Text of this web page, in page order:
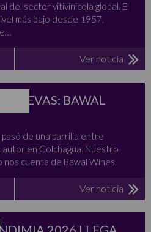
del sector vitivinícola global. El
más bajo desde 1957,
Ver noticia
NUEVAS: BAWAL
de una parrilla entre
autor en Colchagua. Nuestro
cuenta de Bawal Wines.
Ver noticia